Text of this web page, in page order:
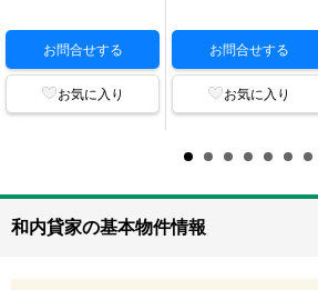
お問合せする
お気に入り
お問合せする
お気に入り
和内貸家の基本物件情報